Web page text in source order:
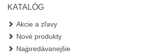
KATALÓG
Akcie a zľavy
Nové produkty
Najpredávanejšie